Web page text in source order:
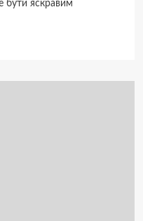
бути яскравим